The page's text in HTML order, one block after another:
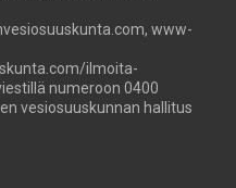
www-
ilmoita-
numeroon 0400
vesiosuuskunnan hallitus